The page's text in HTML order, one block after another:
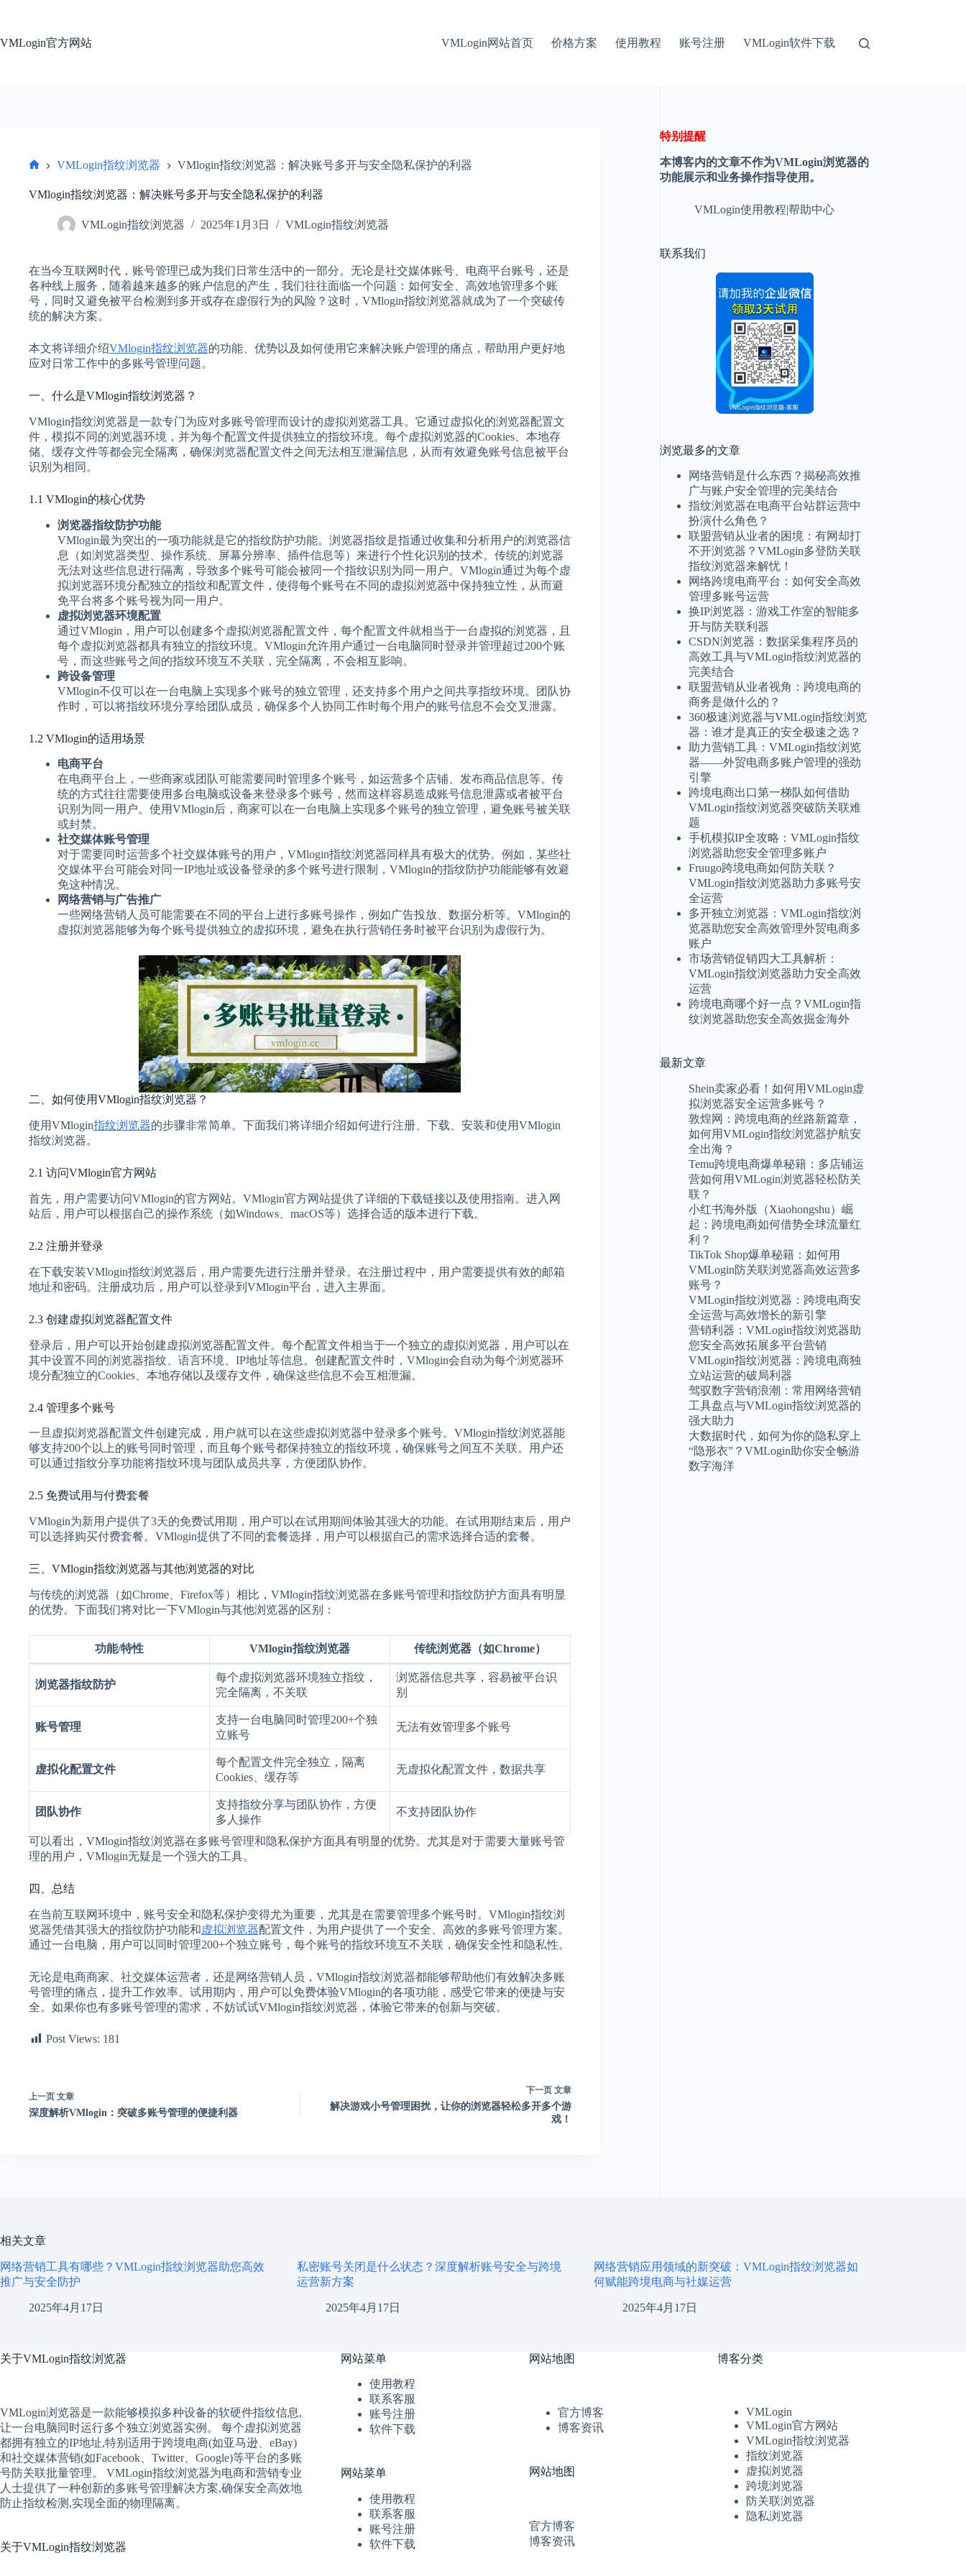
内
VMLogin官方网站 VMLogin网站首页 价格方案 使用教程 账号注册 VMLogin软件下载
页
VMLogin指纹浏览器 VMlogin指纹浏览器：解决账号多开与安全隐私保护的利器
VMlogin指纹浏览器：解决账号多开与安全隐私保护的利器
VMLogin指纹浏览器 2025年1月3日 VMLogin指纹浏览器
在当今互联网时代，账号管理已成为我们日常生活中的一部分。无论是社交媒体账号、电商平台账号，还是
各种线上服务，随着越来越多的账户信息的产生，我们往往面临一个问题：如何安全、高效地管理多个账
号，同时又避免被平台检测到多开或存在虚假行为的风险？这时，VMlogin指纹浏览器就成为了一个突破传
统的解决方案。
本文将详细介绍VMlogin指纹浏览器的功能、优势以及如何使用它来解决账户管理的痛点，帮助用户更好地
应对日常工作中的多账号管理问题。
一、什么是VMlogin指纹浏览器？
VMlogin指纹浏览器是一款专门为应对多账号管理而设计的虚拟浏览器工具。它通过虚拟化的浏览器配置文
件，模拟不同的浏览器环境，并为每个配置文件提供独立的指纹环境。每个虚拟浏览器的Cookies、本地存
储、缓存文件等都会完全隔离，确保浏览器配置文件之间无法相互泄漏信息，从而有效避免账号信息被平台
识别为相同。
1.1 VMlogin的核心优势
浏览器指纹防护功能
VMlogin最为突出的一项功能就是它的指纹防护功能。浏览器指纹是指通过收集和分析用户的浏览器信
息（如浏览器类型、操作系统、屏幕分辨率、插件信息等）来进行个性化识别的技术。传统的浏览器
无法对这些信息进行隔离，导致多个账号可能会被同一个指纹识别为同一用户。VMlogin通过为每个虚
拟浏览器环境分配独立的指纹和配置文件，使得每个账号在不同的虚拟浏览器中保持独立性，从而避
免平台将多个账号视为同一用户。
虚拟浏览器环境配置
通过VMlogin，用户可以创建多个虚拟浏览器配置文件，每个配置文件就相当于一台虚拟的浏览器，且
每个虚拟浏览器都具有独立的指纹环境。VMlogin允许用户通过一台电脑同时登录并管理超过200个账
号，而这些账号之间的指纹环境互不关联，完全隔离，不会相互影响。
跨设备管理
VMlogin不仅可以在一台电脑上实现多个账号的独立管理，还支持多个用户之间共享指纹环境。团队协
作时，可以将指纹环境分享给团队成员，确保多个人协同工作时每个用户的账号信息不会交叉泄露。
1.2 VMlogin的适用场景
电商平台
在电商平台上，一些商家或团队可能需要同时管理多个账号，如运营多个店铺、发布商品信息等。传
统的方式往往需要使用多台电脑或设备来登录多个账号，然而这样容易造成账号信息泄露或者被平台
识别为同一用户。使用VMlogin后，商家可以在一台电脑上实现多个账号的独立管理，避免账号被关联
或封禁。
社交媒体账号管理
对于需要同时运营多个社交媒体账号的用户，VMlogin指纹浏览器同样具有极大的优势。例如，某些社
交媒体平台可能会对同一IP地址或设备登录的多个账号进行限制，VMlogin的指纹防护功能能够有效避
免这种情况。
网络营销与广告推广
一些网络营销人员可能需要在不同的平台上进行多账号操作，例如广告投放、数据分析等。VMlogin的
虚拟浏览器能够为每个账号提供独立的虚拟环境，避免在执行营销任务时被平台识别为虚假行为。
二、如何使用VMlogin指纹浏览器？
使用VMlogin指纹浏览器的步骤非常简单。下面我们将详细介绍如何进行注册、下载、安装和使用VMlogin
指纹浏览器。
2.1 访问VMlogin官方网站
首先，用户需要访问VMlogin的官方网站。VMlogin官方网站提供了详细的下载链接以及使用指南。进入网
站后，用户可以根据自己的操作系统（如Windows、macOS等）选择合适的版本进行下载。
2.2 注册并登录
在下载安装VMlogin指纹浏览器后，用户需要先进行注册并登录。在注册过程中，用户需要提供有效的邮箱
地址和密码。注册成功后，用户可以登录到VMlogin平台，进入主界面。
2.3 创建虚拟浏览器配置文件
登录后，用户可以开始创建虚拟浏览器配置文件。每个配置文件相当于一个独立的虚拟浏览器，用户可以在
其中设置不同的浏览器指纹、语言环境、IP地址等信息。创建配置文件时，VMlogin会自动为每个浏览器环
境分配独立的Cookies、本地存储以及缓存文件，确保这些信息不会互相泄漏。
2.4 管理多个账号
一旦虚拟浏览器配置文件创建完成，用户就可以在这些虚拟浏览器中登录多个账号。VMlogin指纹浏览器能
够支持200个以上的账号同时管理，而且每个账号都保持独立的指纹环境，确保账号之间互不关联。用户还
可以通过指纹分享功能将指纹环境与团队成员共享，方便团队协作。
2.5 免费试用与付费套餐
VMlogin为新用户提供了3天的免费试用期，用户可以在试用期间体验其强大的功能。在试用期结束后，用户
可以选择购买付费套餐。VMlogin提供了不同的套餐选择，用户可以根据自己的需求选择合适的套餐。
三、VMlogin指纹浏览器与其他浏览器的对比
与传统的浏览器（如Chrome、Firefox等）相比，VMlogin指纹浏览器在多账号管理和指纹防护方面具有明显
的优势。下面我们将对比一下VMlogin与其他浏览器的区别：
功能/特性 VMlogin指纹浏览器 传统浏览器（如Chrome）
浏览器指纹防护
每个虚拟浏览器环境独立指纹，
完全隔离，不关联
浏览器信息共享，容易被平台识
别
账号管理
支持一台电脑同时管理200+个独
立账号
无法有效管理多个账号
虚拟化配置文件
每个配置文件完全独立，隔离
Cookies、缓存等
无虚拟化配置文件，数据共享
团队协作
支持指纹分享与团队协作，方便
多人操作
不支持团队协作
可以看出，VMlogin指纹浏览器在多账号管理和隐私保护方面具有明显的优势。尤其是对于需要大量账号管
理的用户，VMlogin无疑是一个强大的工具。
四、总结
在当前互联网环境中，账号安全和隐私保护变得尤为重要，尤其是在需要管理多个账号时。VMlogin指纹浏
览器凭借其强大的指纹防护功能和虚拟浏览器配置文件，为用户提供了一个安全、高效的多账号管理方案。
通过一台电脑，用户可以同时管理200+个独立账号，每个账号的指纹环境互不关联，确保安全性和隐私性。
无论是电商商家、社交媒体运营者，还是网络营销人员，VMlogin指纹浏览器都能够帮助他们有效解决多账
号管理的痛点，提升工作效率。试用期内，用户可以免费体验VMlogin的各项功能，感受它带来的便捷与安
全。如果你也有多账号管理的需求，不妨试试VMlogin指纹浏览器，体验它带来的创新与突破。
Post Views: 181
上一页 文章
深度解析VMlogin：突破多账号管理的便捷利器
下一页 文章
解决游戏小号管理困扰，让你的浏览器轻松多开多个游
戏！
特别提醒
本博客内的文章不作为VMLogin浏览器的
功能展示和业务操作指导使用。
VMLogin使用教程|帮助中心
联系我们
浏览最多的文章
网络营销是什么东西？揭秘高效推
广与账户安全管理的完美结合
指纹浏览器在电商平台站群运营中
扮演什么角色？
联盟营销从业者的困境：有网却打
不开浏览器？VMLogin多登防关联
指纹浏览器来解忧！
网络跨境电商平台：如何安全高效
管理多账号运营
换IP浏览器：游戏工作室的智能多
开与防关联利器
CSDN浏览器：数据采集程序员的
高效工具与VMLogin指纹浏览器的
完美结合
联盟营销从业者视角：跨境电商的
商务是做什么的？
360极速浏览器与VMLogin指纹浏览
器：谁才是真正的安全极速之选？
助力营销工具：VMLogin指纹浏览
器——外贸电商多账户管理的强劲
引擎
跨境电商出口第一梯队如何借助
VMLogin指纹浏览器突破防关联难
题
手机模拟IP全攻略：VMLogin指纹
浏览器助您安全管理多账户
Fruugo跨境电商如何防关联？
VMLogin指纹浏览器助力多账号安
全运营
多开独立浏览器：VMLogin指纹浏
览器助您安全高效管理外贸电商多
账户
市场营销促销四大工具解析：
VMLogin指纹浏览器助力安全高效
运营
跨境电商哪个好一点？VMLogin指
纹浏览器助您安全高效掘金海外
最新文章
Shein卖家必看！如何用VMLogin虚
拟浏览器安全运营多账号？
敦煌网：跨境电商的丝路新篇章，
如何用VMLogin指纹浏览器护航安
全出海？
Temu跨境电商爆单秘籍：多店铺运
营如何用VMLogin浏览器轻松防关
联？
小红书海外版（Xiaohongshu）崛
起：跨境电商如何借势全球流量红
利？
TikTok Shop爆单秘籍：如何用
VMLogin防关联浏览器高效运营多
账号？
VMLogin指纹浏览器：跨境电商安
全运营与高效增长的新引擎
营销利器：VMLogin指纹浏览器助
您安全高效拓展多平台营销
VMLogin指纹浏览器：跨境电商独
立站运营的破局利器
驾驭数字营销浪潮：常用网络营销
工具盘点与VMLogin指纹浏览器的
强大助力
大数据时代，如何为你的隐私穿上
“隐形衣”？VMLogin助你安全畅游
数字海洋
相关文章
网络营销工具有哪些？VMLogin指纹浏览器助您高效
推广与安全防护
2025年4月17日
私密账号关闭是什么状态？深度解析账号安全与跨境
运营新方案
2025年4月17日
网络营销应用领域的新突破：VMLogin指纹浏览器如
何赋能跨境电商与社媒运营
2025年4月17日
关于VMLogin指纹浏览器
VMLogin浏览器是一款能够模拟多种设备的软硬件指纹信息,
让一台电脑同时运行多个独立浏览器实例。 每个虚拟浏览器
都拥有独立的IP地址,特别适用于跨境电商(如亚马逊、eBay)
和社交媒体营销(如Facebook、Twitter、Google)等平台的多账
号防关联批量管理。 VMLogin指纹浏览器为电商和营销专业
人士提供了一种创新的多账号管理解决方案,确保安全高效地
防止指纹检测,实现全面的物理隔离。
关于VMLogin指纹浏览器
网站菜单
使用教程
联系客服
账号注册
软件下载
网站菜单
使用教程
联系客服
账号注册
软件下载
网站地图
官方博客
博客资讯
网站地图
官方博客
博客资讯
博客分类
VMLogin
VMLogin官方网站
VMLogin指纹浏览器
指纹浏览器
虚拟浏览器
跨境浏览器
防关联浏览器
隐私浏览器